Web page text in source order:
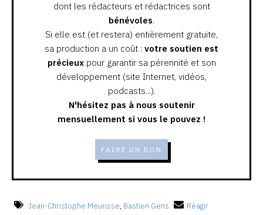
dont les rédacteurs et rédactrices sont
bénévoles.
Si elle est (et restera) entièrement gratuite,
sa production a un coût : votre soutien est
précieuxpour garantir sa pérennité et son
développement (site Internet, vidéos,
podcasts...).
N'hésitez pas à nous soutenir
mensuellement si vous le pouvez !
FAIRE UN DON
Jean-Christophe Meurisse, Bastien Gens Réagir